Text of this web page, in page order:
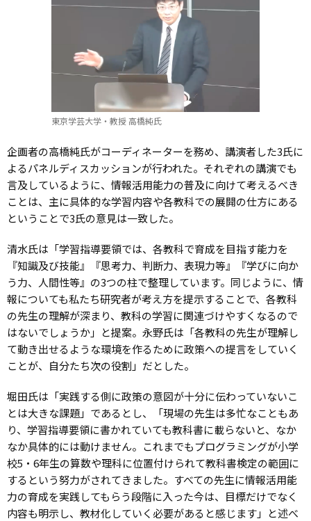
東京学芸大学・教授 高橋純氏
企画者の高橋純氏がコーディネーターを務め、講演者した3氏に
よるパネルディスカッションが行われた。それぞれの講演でも
言及しているように、情報活用能力の普及に向けて考えるべき
ことは、主に具体的な学習内容や各教科での展開の仕方にある
ということで3氏の意見は一致した。
清水氏は「学習指導要領では、各教科で育成を目指す能力を
『知識及び技能』『思考力、判断力、表現力等』『学びに向か
う力、人間性等』の3つの柱で整理しています。同じように、情
報についても私たち研究者が考え方を提示することで、各教科
の先生の理解が深まり、教科の学習に関連づけやすくなるので
はないでしょうか」と提案。永野氏は「各教科の先生が理解し
て動き出せるような環境を作るために政策への提言をしていく
ことが、自分たち次の役割」だとした。
堀田氏は「実践する側に政策の意図が十分に伝わっていないこ
とは大きな課題」であるとし、「現場の先生は多忙なこともあ
り、学習指導要領に書かれていても教科書に載らないと、なか
なか具体的には動けません。これまでもプログラミングが小学
校5・6年生の算数や理科に位置付けられて教科書検定の範囲に
するという努力がされてきました。すべての先生に情報活用能
力の育成を実践してもらう段階に入った今は、目標だけでなく
内容も明示し、教材化していく必要があると感じます」と述べ